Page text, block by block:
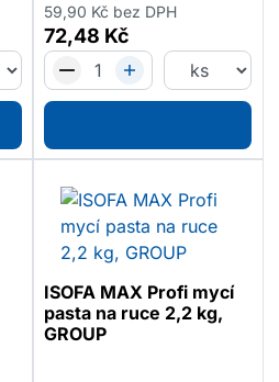
72,48 Kč
59,90 Kč bez DPH
ISOFA MAX Profi mycí
pasta na ruce 2,2 kg,
GROUP